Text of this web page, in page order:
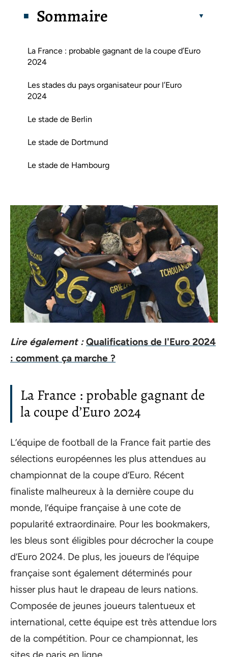
Sommaire
La France : probable gagnant de la coupe d’Euro
2024
Les stades du pays organisateur pour l’Euro
2024
Le stade de Berlin
Le stade de Dortmund
Le stade de Hambourg
Lire également : Qualifications de l'Euro 2024
: comment ça marche ?
La France : probable gagnant de
la coupe d’Euro 2024
L’équipe de football de la France fait partie des
sélections européennes les plus attendues au
championnat de la coupe d’Euro. Récent
finaliste malheureux à la dernière coupe du
monde, l’équipe française à une cote de
popularité extraordinaire. Pour les bookmakers,
les bleus sont éligibles pour décrocher la coupe
d’Euro 2024. De plus, les joueurs de l’équipe
française sont également déterminés pour
hisser plus haut le drapeau de leurs nations.
Composée de jeunes joueurs talentueux et
international, cette équipe est très attendue lors
de la compétition. Pour ce championnat, les
sites de paris en ligne